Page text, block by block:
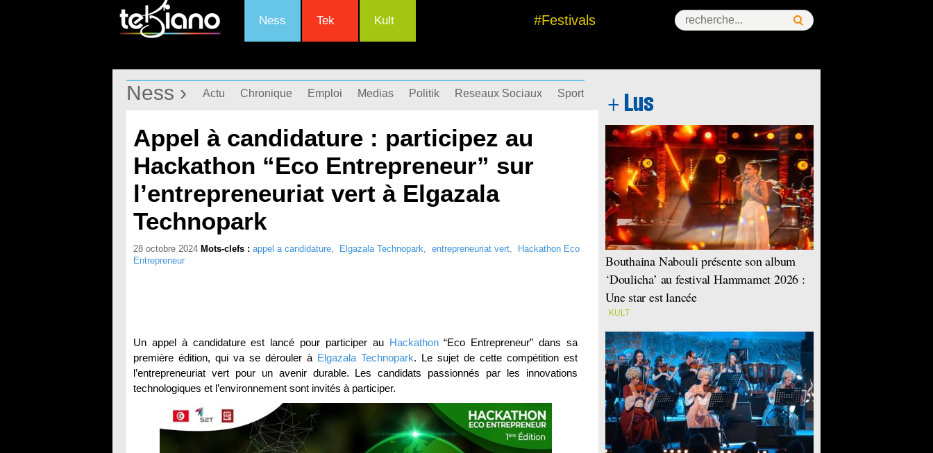
Ness Tek Kult #Festivals
Ness › Actu Chronique Emploi Medias Politik Reseaux Sociaux Sport Success Story
Appel à candidature : participez au
Hackathon “Eco Entrepreneur” sur
l’entrepreneuriat vert à Elgazala
Technopark
28 octobre 2024 Mots-clefs : appel a candidature, Elgazala Technopark, entrepreneuriat vert,
Hackathon Eco
Entrepreneur
Un appel à candidature est lancé pour participer au Hackathon“Eco Entrepreneur” dans sa
première édition, qui va se dérouler à Elgazala Technopark. Le sujet de cette compétition est
l’entrepreneuriat vert pour un avenir durable. Les candidats passionnés par les innovations
technologiques et l’environnement sont invités à participer.
Bouthaina Nabouli présente son album
‘Doulicha’ au festival Hammamet 2026 :
Une star est lancée
KULT